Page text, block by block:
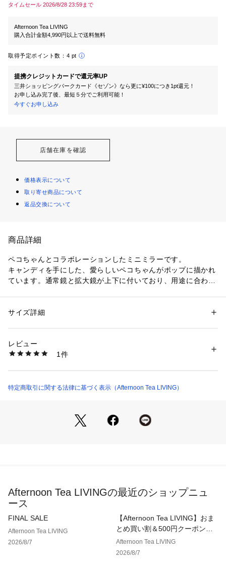
タイムセール 2026/8/28 23:59まで
Afternoon Tea LIVING
購入合計金額4,990円以上で送料無料
取得予定ポイント数： 4 pt
提携クレジットカードで還元率UP
三井ショッピングパークカード《セゾン》なら更に¥100につき1pt還元！
お申し込み完了後、最短５分でご利用可能！
今すぐお申し込み
店舗在庫を確認
価格表示について
取り寄せ商品について
返品交換について
商品詳細
ペコちゃんとコラボレーションしたミニミラーです。
キャンディを手にした、愛らしいペコちゃんがポップに描かれ
ています。通常鏡と拡大鏡が上下に付いており、用途に合わせ
り出してすぐ身だしなみを確認でき、日常の必需品として活躍
性別：レディース
グッズ
生産国：中国製
商品番号：3460000019667
サイズ詳細
レビュー
1件
特定商取引に関する法律に基づく表示（Afternoon Tea LIVING）
Afternoon Tea LIVINGの最近のショップニュ
ース
FINAL SALE
Afternoon Tea LIVING
2026/8/7
【Afternoon Tea LIVING】おま
とめ買い割＆500円クーポン！2
点以上で10％、3点以上で15％
OFF！
Afternoon Tea LIVING
2026/8/7